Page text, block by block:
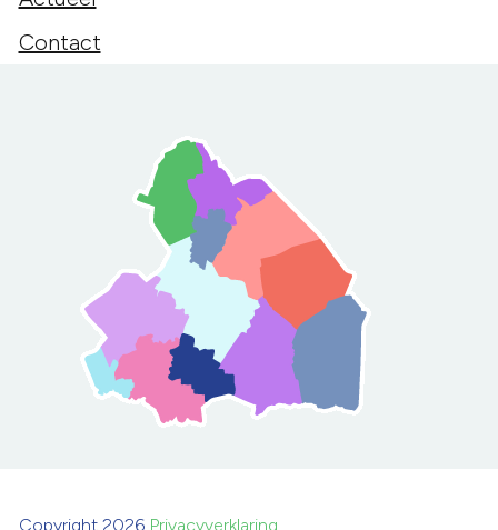
Contact
Copyright 2026 Privacyverklaring